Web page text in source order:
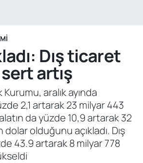
Dış ticaret
artış
aralık ayında
2,1 artarak 23 milyar 443
da yüzde 10,9 artarak 32
dolar olduğunu açıkladı. Dış
43.9 artarak 8 milyar 778
Durumu ve Fikstür